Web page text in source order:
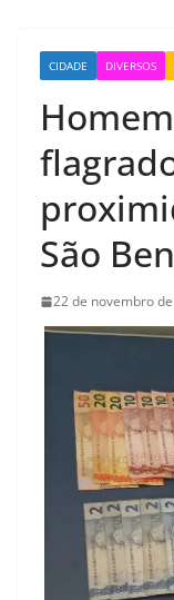
CIDADE DIVERSOS
São
22 de novembro